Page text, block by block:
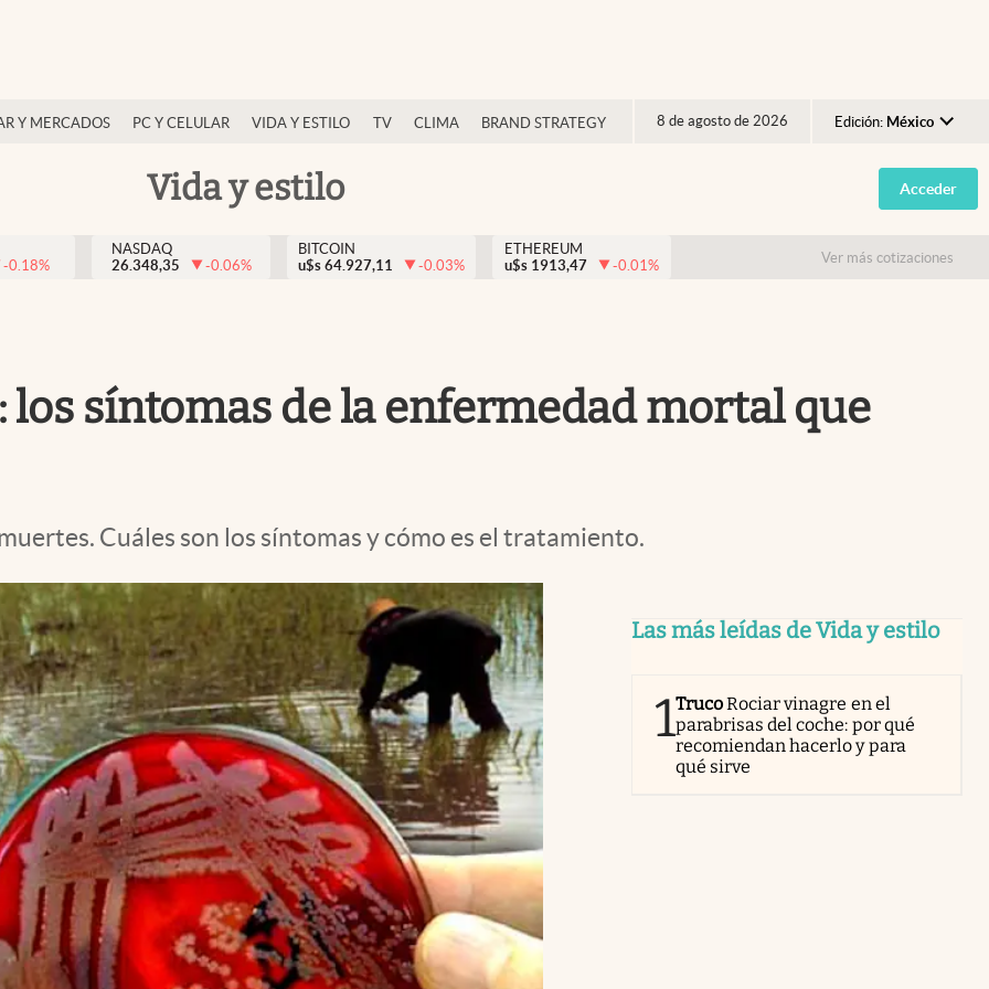
Y MERCADOS PC Y CELULAR VIDA Y ESTILO TV CLIMA BRAND STRATEGY 8 de agosto de 2026 Edición: México
Argentina
España
USA
Vida y estilo Acceder
-0.18%
NASDAQ
26.348,35
-0.06%
BITCOIN
u$s 64.927,11 -0.03%
ETHEREUM
u$s 1913,47 -0.01% Ver más cotizaciones
síntomas de la enfermedad mortal que
Cuáles son los síntomas y cómo es el tratamiento.
Las más leídas de Vida y estilo
1TrucoRociar vinagre en el
parabrisas del coche: por qué
recomiendan hacerlo y para
qué sirve